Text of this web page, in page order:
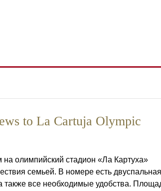
to La Cartuja Olympic
олимпийский стадион «Ла Картуха»
семьей. В номере есть двуспальная
также все необходимые удобства.